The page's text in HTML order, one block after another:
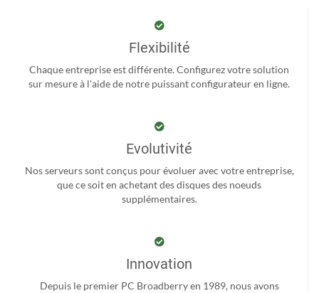
Flexibilité
Chaque entreprise est différente. Configurez votre solution
sur mesure à l'aide de notre puissant configurateur en ligne.
Evolutivité
Nos serveurs sont conçus pour évoluer avec votre entreprise,
que ce soit en achetant des disques des noeuds
supplémentaires.
Innovation
Depuis le premier PC Broadberry en 1989, nous avons